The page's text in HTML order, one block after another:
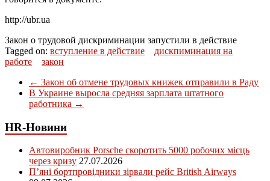
http://ubr.ua
Закон о трудовой дискриминации запустили в действие
Tagged on: вступление в действие
дискпиминация на
работе
закон
← Закон об отмене трудовых книжек отправили в Раду
В Украине выросла средняя зарплата штатного
работника →
HR-Новини
Автовиробник Porsche скоротить 5000 робочих місць
через кризу 27.07.2026
П’яні бортпровідники зірвали рейс British Airways